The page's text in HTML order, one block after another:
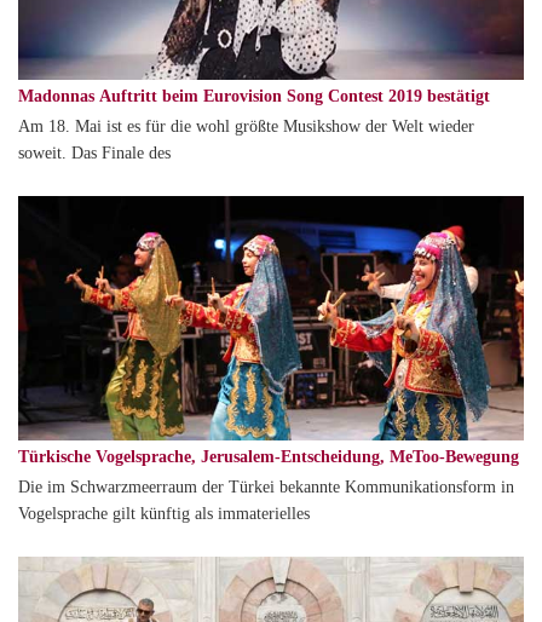
Madonnas Auftritt beim Eurovision Song Contest 2019 bestätigt
Am 18. Mai ist es für die wohl größte Musikshow der Welt wieder
soweit. Das Finale des
Türkische Vogelsprache, Jerusalem-Entscheidung, MeToo-Bewegung
Die im Schwarzmeerraum der Türkei bekannte Kommunikationsform in
Vogelsprache gilt künftig als immaterielles